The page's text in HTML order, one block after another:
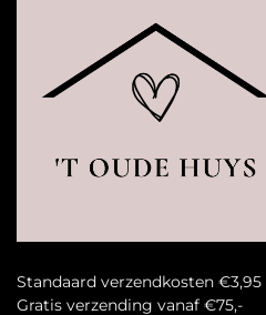
Standaard verzendkosten €3,95
Gratis verzending vanaf €75,-